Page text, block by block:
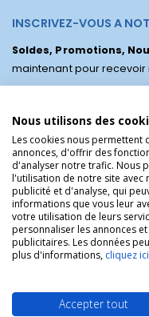
INSCRIVEZ-VOUS A
Soldes, Promotions,
maintenant pour recevoir
La Boutique des Chrétiens © |
référence !.
Nous utilisons des
Les cookies nous permettent
annonces, d'offrir des
d'analyser notre trafic. Nous
l'utilisation de notre site avec
publicité et d'analyse, qui
informations que vous leur
votre utilisation de leurs
personnaliser les annonces
publicitaires. Les données
plus d'informations, cliquez ici
Accepter tout